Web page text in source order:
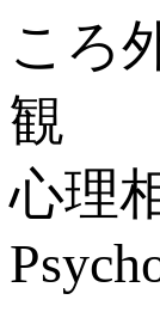
心理